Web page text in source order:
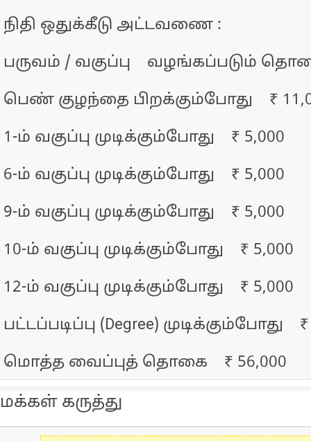
நிதி ஒதுக்கீடு அட்டவணை :
பருவம் / வகுப்பு வழங்கப்படும்
பெண் குழந்தை பிறக்கும்போது ₹
1-ம் வகுப்பு முடிக்கும்போது ₹ 5,000
6-ம் வகுப்பு முடிக்கும்போது ₹ 5,000
9-ம் வகுப்பு முடிக்கும்போது ₹ 5,000
10-ம் வகுப்பு முடிக்கும்போது ₹ 5,000
12-ம் வகுப்பு முடிக்கும்போது ₹ 5,000
பட்டப்படிப்பு (Degree) முடிக்கும்போது ₹
மொத்த வைப்புத் தொகை ₹ 56,000
மக்கள் கருத்து